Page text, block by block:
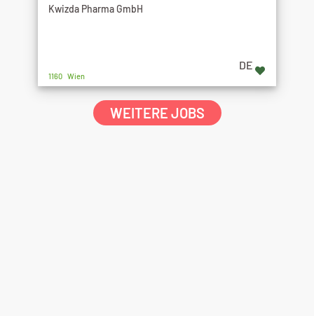
Kwizda Pharma GmbH
1160 Wien
DE
WEITERE JOBS